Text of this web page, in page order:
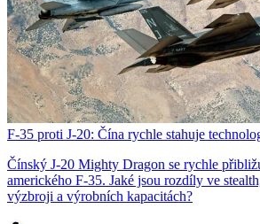
F-35 proti J-20: Čína rychle stahuje
Čínský J-20 Mighty Dragon se rychle
amerického F-35. Jaké jsou rozdíly ve
výzbroji a výrobních kapacitách?